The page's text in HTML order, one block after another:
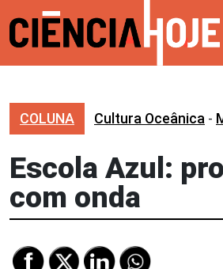
COLUNA Cultura Oceânica -
Escola Azul:
com onda